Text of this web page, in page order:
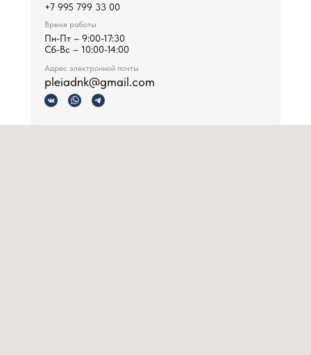
+7 995 799 33 00
Время работы
Пн-Пт – 9:00-17:30
Сб-Вс – 10:00-14:00
Адрес электронной почты
pleiadnk@gmail.com